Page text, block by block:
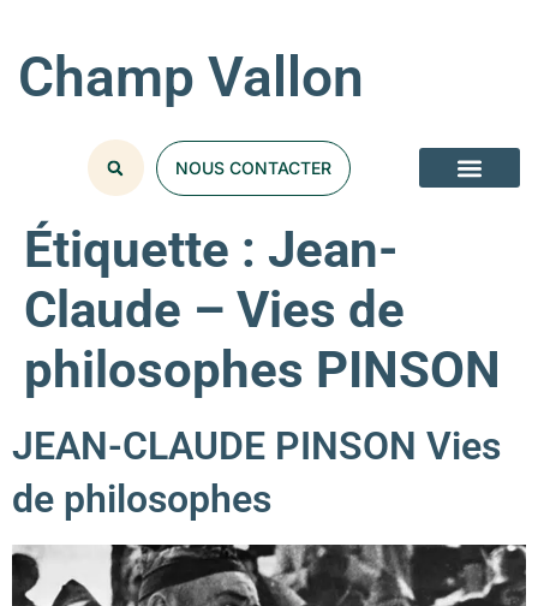
Champ Vallon
NOUS CONTACTER
Étiquette : Jean-
Claude – Vies de
philosophes PINSON
JEAN-CLAUDE PINSON Vies
de philosophes